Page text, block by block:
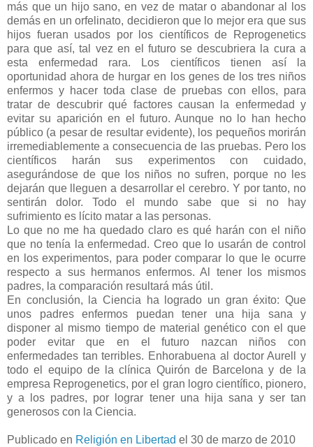
más que un hijo sano, en vez de matar o abandonar al los
demás en un orfelinato, decidieron que lo mejor era que sus
hijos fueran usados por los científicos de Reprogenetics
para que así, tal vez en el futuro se descubriera la cura a
esta enfermedad rara. Los científicos tienen así la
oportunidad ahora de hurgar en los genes de los tres niños
enfermos y hacer toda clase de pruebas con ellos, para
tratar de descubrir qué factores causan la enfermedad y
evitar su aparición en el futuro. Aunque no lo han hecho
público (a pesar de resultar evidente), los pequeños morirán
irremediablemente a consecuencia de las pruebas. Pero los
científicos harán sus experimentos con cuidado,
asegurándose de que los niños no sufren, porque no les
dejarán que lleguen a desarrollar el cerebro. Y por tanto, no
sentirán dolor. Todo el mundo sabe que si no hay
sufrimiento es lícito matar a las personas.
Lo que no me ha quedado claro es qué harán con el niño
que no tenía la enfermedad. Creo que lo usarán de control
en los experimentos, para poder comparar lo que le ocurre
respecto a sus hermanos enfermos. Al tener los mismos
padres, la comparación resultará más útil.
En conclusión, la Ciencia ha logrado un gran éxito: Que
unos padres enfermos puedan tener una hija sana y
disponer al mismo tiempo de material genético con el que
poder evitar que en el futuro nazcan niños con
enfermedades tan terribles. Enhorabuena al doctor Aurell y
todo el equipo de la clínica Quirón de Barcelona y de la
empresa Reprogenetics, por el gran logro científico, pionero,
y a los padres, por lograr tener una hija sana y ser tan
generosos con la Ciencia.
Publicado en Religión en Libertad el 30 de marzo de 2010